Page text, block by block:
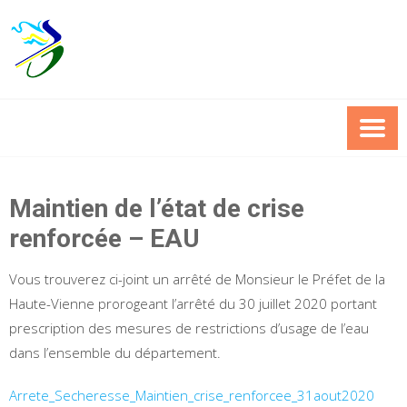
to
content
Maintien de l’état de crise
renforcée – EAU
Vous trouverez ci-joint un arrêté de Monsieur le Préfet de la
Haute-Vienne prorogeant l’arrêté du 30 juillet 2020 portant
prescription des mesures de restrictions d’usage de l’eau
dans l’ensemble du département.
Arrete_Secheresse_Maintien_crise_renforcee_31aout2020